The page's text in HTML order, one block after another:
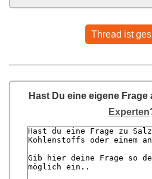
Thread ist
Hast Du eine eigene Frage
Experten